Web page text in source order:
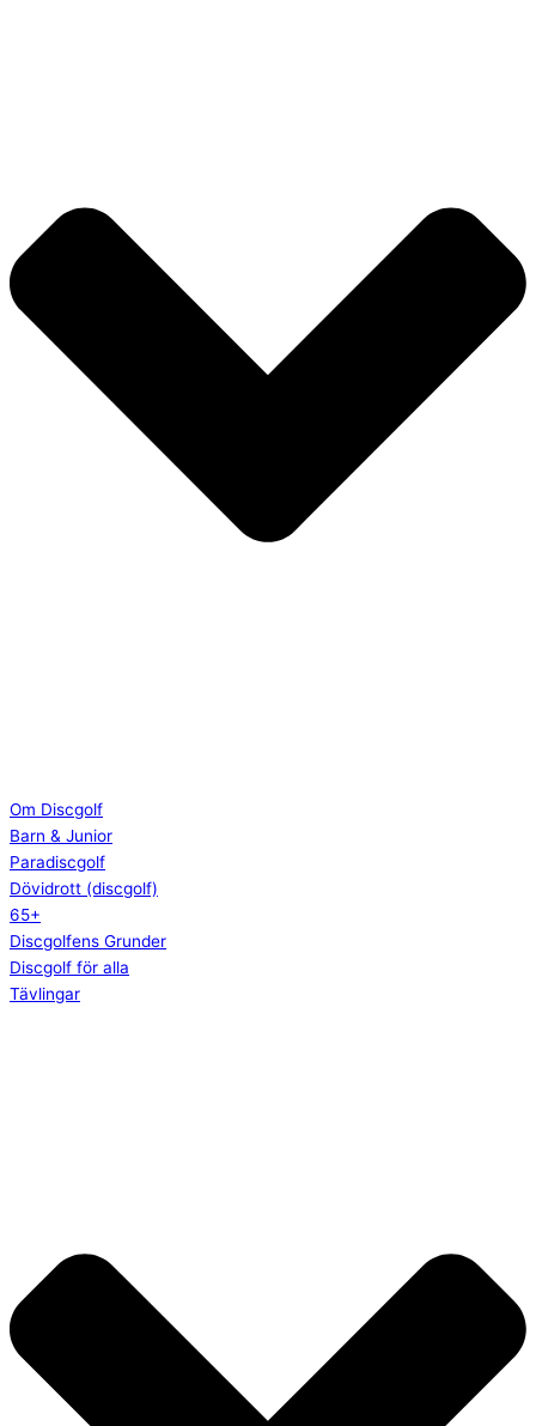
Om Discgolf
Barn & Junior
Paradiscgolf
Dövidrott (discgolf)
65+
Discgolfens Grunder
Discgolf för alla
Tävlingar